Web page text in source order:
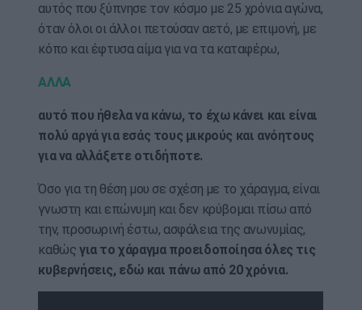
αυτός που ξύπνησε τον κόσμο με 25 χρόνια αγώνα,
όταν όλοι οι άλλοι πετούσαν αετό, με επιμονή, με
κόπο και έφτυσα αίμα για να τα καταφέρω,
ΑΛΛΑ
αυτό που ήθελα να κάνω, το έχω κάνει και είναι
πολύ αργά για εσάς τους μικρούς και ανόητους
για να αλλάξετε οτιδήποτε.
Όσο για τη θέση μου σε σχέση με το χάραγμα, είναι
γνωστη και επώνυμη και δεν κρύβομαι πίσω από
την, προσωρινή έστω, ασφάλεια της ανωνυμίας,
καθώς για το χάραγμα προειδοποίησα όλες τις
κυβερνήσεις, εδώ και πάνω από 20 χρόνια.